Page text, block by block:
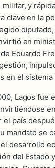
militar, y
clave en la
en
Eduardo
en el
Lagos fue
el país
mandato se
desarrollo
del Estado